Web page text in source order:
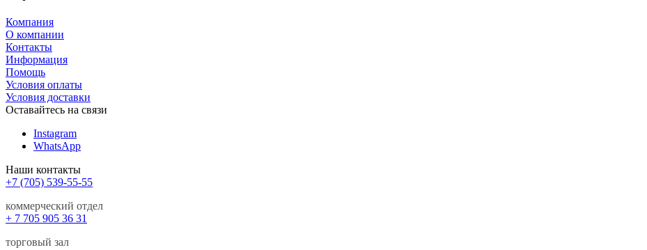
Компания
О компании
Контакты
Информация
Помощь
Условия оплаты
Условия доставки
Оставайтесь на связи
Instagram
WhatsApp
Наши контакты
+7 (705) 539-55-55
коммерческий отдел
+ 7 705 905 36 31
торговый зал